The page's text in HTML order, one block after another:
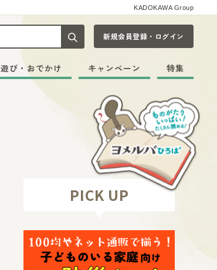
KADOKAWA Group
記事や本をキーワードから探す
新規会員登録・ログイン
遊び・おでかけ キャンペーン 特集
PICK UP